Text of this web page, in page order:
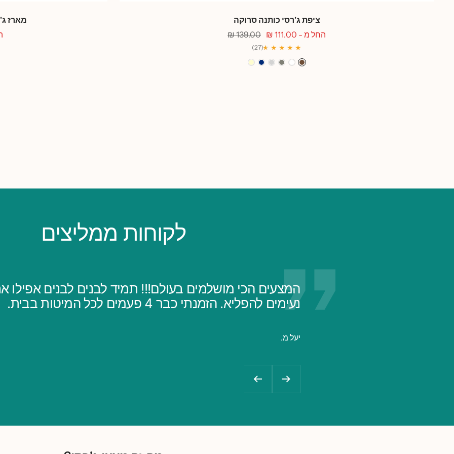
ציפת ג'רסי כותנה סרוקה
מחיר
החל מ - 111.00 ₪
מחיר
רגיל
139.00 ₪
★ ★ ★ ★
★
★
(27)
קפהלבןאפוראפורכחולשמנת
מארז
לקוחות ממליצים
המצעים הכי מושלמים בעולם!!! תמיד לבנים לבנים אפילו
נעימים להפליא. הזמנתי כבר 4 פעמים לכל המיטות בבית.
יעל מ.
הקודם הבא